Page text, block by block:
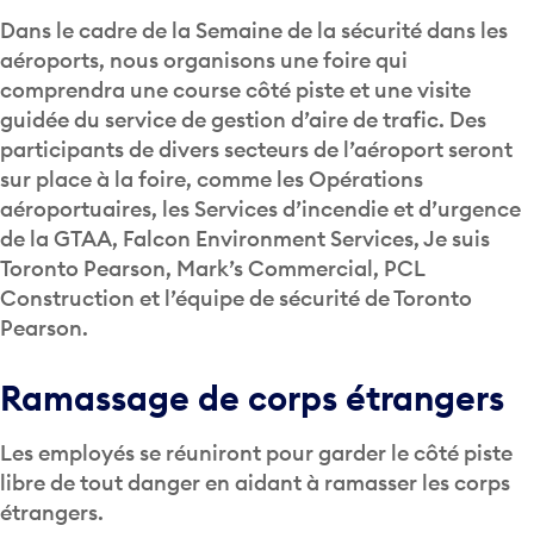
Dans le cadre de la Semaine de la sécurité dans les
aéroports, nous organisons une foire qui
comprendra une course côté piste et une visite
guidée du service de gestion d’aire de trafic. Des
participants de divers secteurs de l’aéroport seront
sur place à la foire, comme les Opérations
aéroportuaires, les Services d’incendie et d’urgence
de la GTAA, Falcon Environment Services, Je suis
Toronto Pearson, Mark’s Commercial, PCL
Construction et l’équipe de sécurité de Toronto
Pearson.
Ramassage de corps étrangers
Les employés se réuniront pour garder le côté piste
libre de tout danger en aidant à ramasser les corps
étrangers.